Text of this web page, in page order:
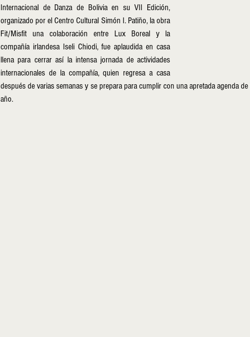
Internacional de Danza de Bolivia en su VII Edición,
organizado por el Centro Cultural Simón I. Patiño, la obra
Fit/Misfit una colaboración entre Lux Boreal y la
compañía irlandesa Iseli Chiodi, fue aplaudida en casa
llena para cerrar así la intensa jornada de actividades
internacionales de la compañía, quien regresa a casa
después de varias semanas y se prepara para cumplir con una apretada agenda
año.